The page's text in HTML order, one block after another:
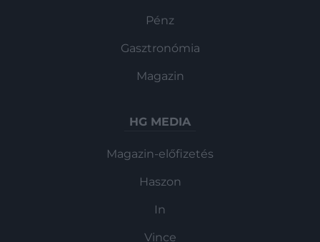
Pénz
Gasztronómia
Magazin
HG MEDIA
Magazin-előfizetés
Haszon
In
Vince